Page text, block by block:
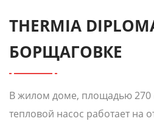
THERMIA
БОРЩАГОВКЕ
В жилом доме, площадью 270
тепловой насос работает на